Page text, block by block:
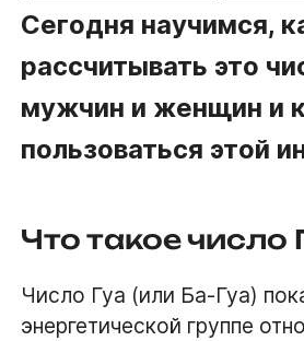
Сегодня научимся,
рассчитывать это
мужчин и женщин и
пользоваться этой
Что такое число
Число Гуа (или Ба-Гуа)
энергетической группе